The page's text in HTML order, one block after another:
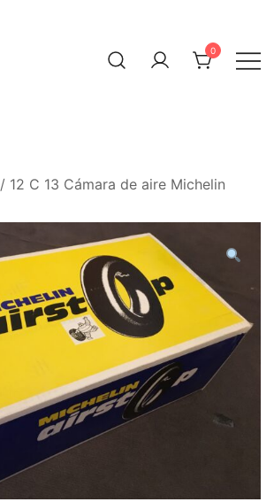
0
/ 12 C 13 Cámara de aire Michelin